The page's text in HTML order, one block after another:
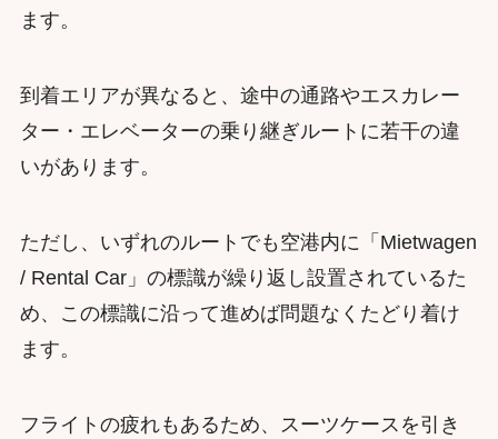
ます。
到着エリアが異なると、途中の通路やエスカレー
ター・エレベーターの乗り継ぎルートに若干の違
いがあります。
ただし、いずれのルートでも空港内に「Mietwagen
/ Rental Car」の標識が繰り返し設置されているた
め、この標識に沿って進めば問題なくたどり着け
ます。
フライトの疲れもあるため、スーツケースを引き